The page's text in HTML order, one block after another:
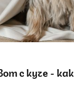
с куче -